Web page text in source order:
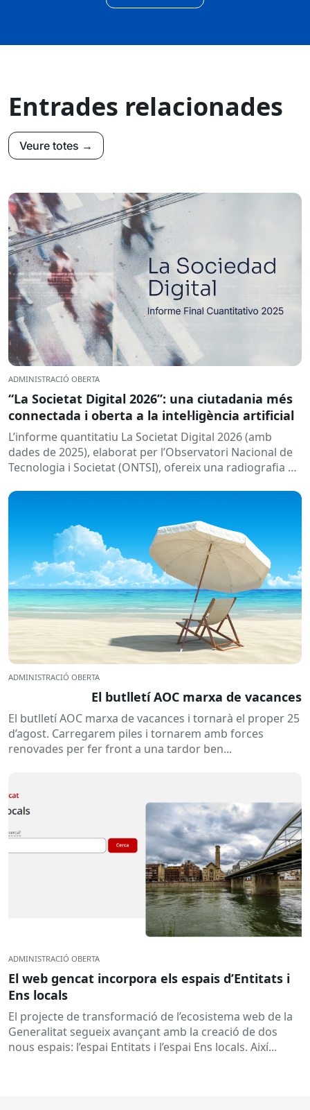
Entrades relacionades
Veure totes →
ADMINISTRACIÓ OBERTA
“La Societat Digital 2026”: una ciutadania més
connectada i oberta a la intel·ligència artificial
L’informe quantitatiu La Societat Digital 2026 (amb
dades de 2025), elaborat per l’Observatori Nacional de
Tecnologia i Societat (ONTSI), ofereix una radiografia de
ADMINISTRACIÓ OBERTA
El butlletí AOC marxa de vacances
El butlletí AOC marxa de vacances i tornarà el proper 25
d’agost. Carregarem piles i tornarem amb forces
renovades per fer front a una tardor ben...
ADMINISTRACIÓ OBERTA
El web gencat incorpora els espais d’Entitats i
Ens locals
El projecte de transformació de l’ecosistema web de la
Generalitat segueix avançant amb la creació de dos
nous espais: l’espai Entitats i l’espai Ens locals. Així...